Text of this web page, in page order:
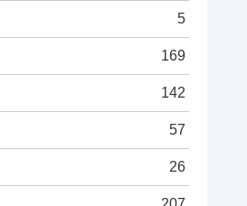
5
169
142
57
26